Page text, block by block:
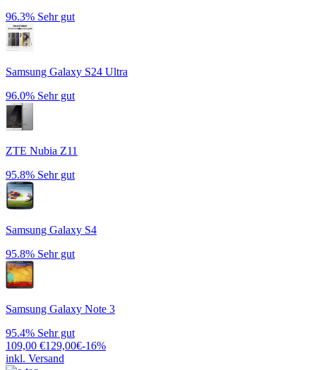
96.3% Sehr gut
Samsung Galaxy S24 Ultra
96.0% Sehr gut
ZTE Nubia Z11
95.8% Sehr gut
Samsung Galaxy S4
95.8% Sehr gut
Samsung Galaxy Note 3
95.4% Sehr gut
109,00 €129,00€-16%
inkl. Versand